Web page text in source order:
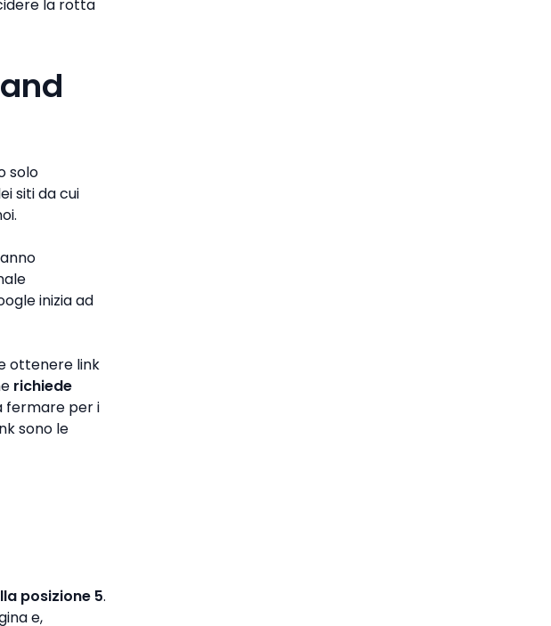
la rotta
solo
siti da cui
inizia ad
ottenere link
richiede
fermare per i
sono le
posizione 5.
e,